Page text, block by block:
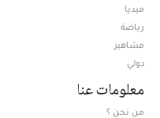
ميديا
رياضة
مشاهير
دولي
معلومات عنا
من نحن ؟